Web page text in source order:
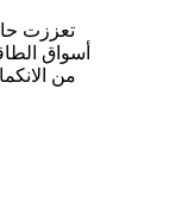
أسواق